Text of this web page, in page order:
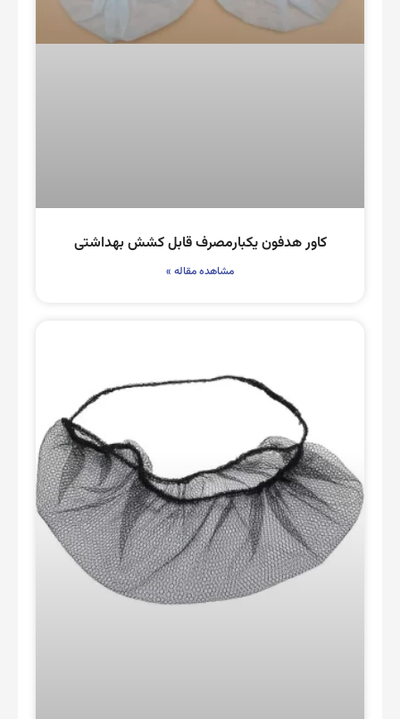
کاور هدفون یکبارمصرف قابل کشش بهداشتی
مشاهده مقاله »